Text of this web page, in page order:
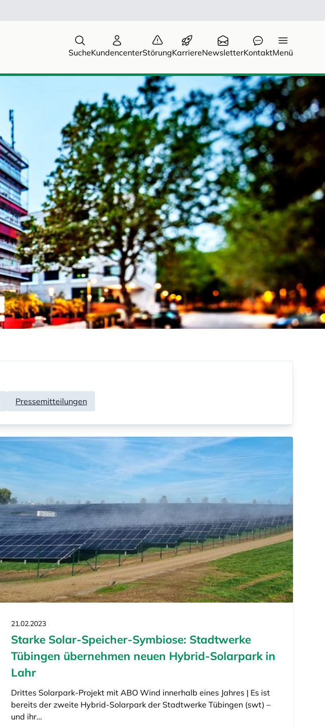
SucheKundencenterStörungKarriereNewsletterKontaktMenü
Pressemitteilungen
21.02.2023
Starke Solar-Speicher-Symbiose: Stadtwerke
Tübingen übernehmen neuen Hybrid-Solarpark in
Lahr
Drittes Solarpark-Projekt mit ABO Wind innerhalb eines Jahres | Es ist
bereits der zweite Hybrid-Solarpark der Stadtwerke Tübingen (swt) –
und ihr…